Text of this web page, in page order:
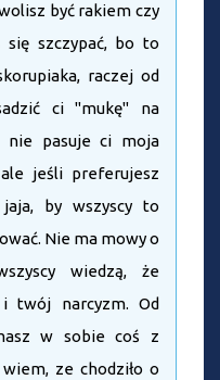
być rakiem czy
się szczypać, bo to
raczej od
ci "mukę" na
nie pasuje ci moja
jeśli preferujesz
by wszyscy to
Nie ma mowy o
wiedzą, że
twój narcyzm. Od
w sobie coś z
ze chodziło o